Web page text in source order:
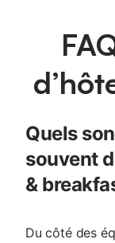
Quels
souvent
&
Du côté des